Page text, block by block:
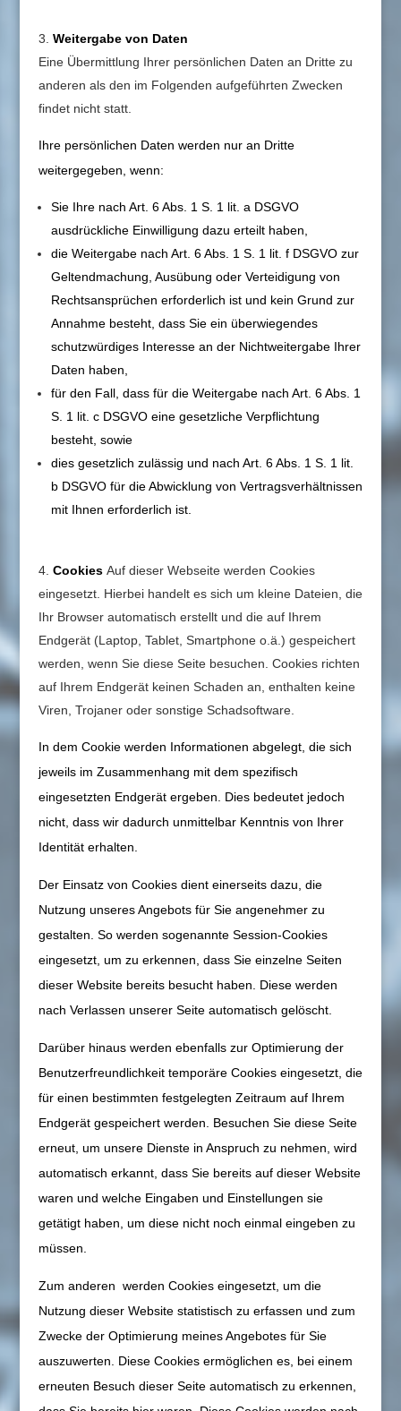
Weitergabe von Daten
Eine Übermittlung Ihrer persönlichen Daten an Dritte zu
anderen als den im Folgenden aufgeführten Zwecken
findet nicht statt.
Ihre persönlichen Daten werden nur an Dritte
weitergegeben, wenn:
Sie Ihre nach Art. 6 Abs. 1 S. 1 lit. a DSGVO
ausdrückliche Einwilligung dazu erteilt haben,
die Weitergabe nach Art. 6 Abs. 1 S. 1 lit. f DSGVO zur
Geltendmachung, Ausübung oder Verteidigung von
Rechtsansprüchen erforderlich ist und kein Grund zur
Annahme besteht, dass Sie ein überwiegendes
schutzwürdiges Interesse an der Nichtweitergabe Ihrer
Daten haben,
für den Fall, dass für die Weitergabe nach Art. 6 Abs. 1
S. 1 lit. c DSGVO eine gesetzliche Verpflichtung
besteht, sowie
dies gesetzlich zulässig und nach Art. 6 Abs. 1 S. 1 lit.
b DSGVO für die Abwicklung von Vertragsverhältnissen
mit Ihnen erforderlich ist.
Cookies Auf dieser Webseite werden Cookies
eingesetzt. Hierbei handelt es sich um kleine Dateien, die
Ihr Browser automatisch erstellt und die auf Ihrem
Endgerät (Laptop, Tablet, Smartphone o.ä.) gespeichert
werden, wenn Sie diese Seite besuchen. Cookies richten
auf Ihrem Endgerät keinen Schaden an, enthalten keine
Viren, Trojaner oder sonstige Schadsoftware.
In dem Cookie werden Informationen abgelegt, die sich
jeweils im Zusammenhang mit dem spezifisch
eingesetzten Endgerät ergeben. Dies bedeutet jedoch
nicht, dass wir dadurch unmittelbar Kenntnis von Ihrer
Identität erhalten.
Der Einsatz von Cookies dient einerseits dazu, die
Nutzung unseres Angebots für Sie angenehmer zu
gestalten. So werden sogenannte Session-Cookies
eingesetzt, um zu erkennen, dass Sie einzelne Seiten
dieser Website bereits besucht haben. Diese werden
nach Verlassen unserer Seite automatisch gelöscht.
Darüber hinaus werden ebenfalls zur Optimierung der
Benutzerfreundlichkeit temporäre Cookies eingesetzt, die
für einen bestimmten festgelegten Zeitraum auf Ihrem
Endgerät gespeichert werden. Besuchen Sie diese Seite
erneut, um unsere Dienste in Anspruch zu nehmen, wird
automatisch erkannt, dass Sie bereits auf dieser Website
waren und welche Eingaben und Einstellungen sie
getätigt haben, um diese nicht noch einmal eingeben zu
müssen.
Zum anderen werden Cookies eingesetzt, um die
Nutzung dieser Website statistisch zu erfassen und zum
Zwecke der Optimierung meines Angebotes für Sie
auszuwerten. Diese Cookies ermöglichen es, bei einem
erneuten Besuch dieser Seite automatisch zu erkennen,